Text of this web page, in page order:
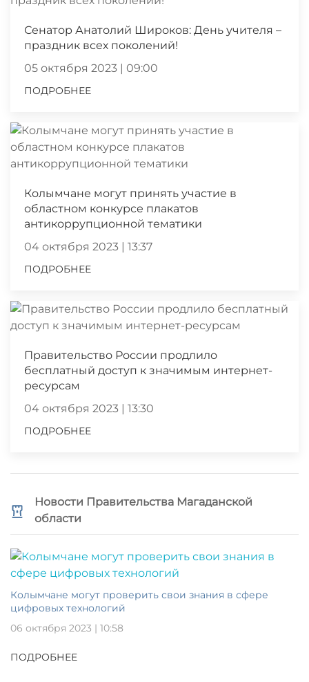
Сенатор Анатолий Широков: День учителя –
праздник всех поколений!
05 октября 2023 | 09:00
ПОДРОБНЕЕ
Колымчане могут принять участие в
областном конкурсе плакатов
антикоррупционной тематики
04 октября 2023 | 13:37
ПОДРОБНЕЕ
Правительство России продлило
бесплатный доступ к значимым интернет-
ресурсам
04 октября 2023 | 13:30
ПОДРОБНЕЕ
Новости Правительства Магаданской
области
Колымчане могут проверить свои знания в сфере
цифровых технологий
06 октября 2023 | 10:58
ПОДРОБНЕЕ